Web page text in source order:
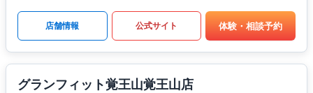
店舗情報 公式サイト 体験・相談予約
グランフィット覚王山覚王山店